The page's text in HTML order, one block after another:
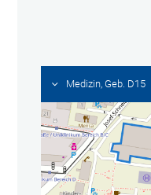
Medizin, Geb. D15